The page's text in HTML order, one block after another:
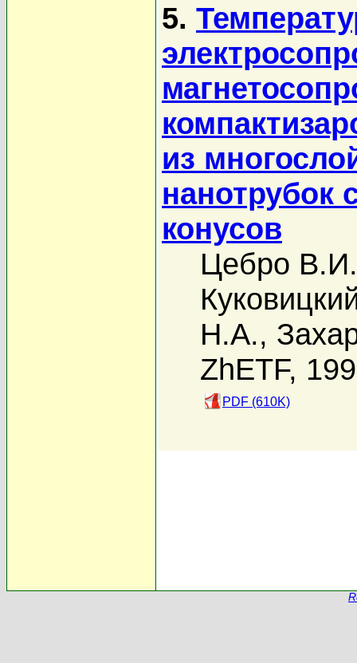
5.
из
нанотрубок
конусов
Цебро В.И.
Н.А.,
ZhETF,
PDF (610K)